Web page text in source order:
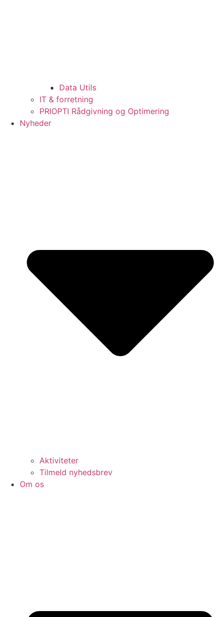
Data Utils
IT & forretning
PRIOPTI Rådgivning og Optimering
Nyheder
Aktiviteter
Tilmeld nyhedsbrev
Om os